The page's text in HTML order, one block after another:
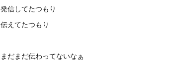
発信してたつもり
伝えてたつもり
まだまだ伝わってないなぁ